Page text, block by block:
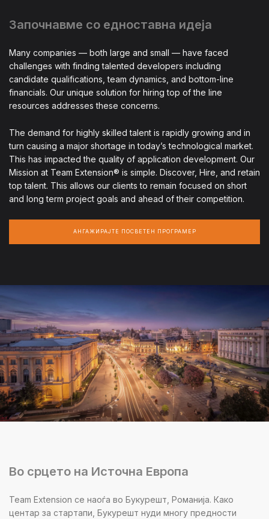
Започнавме со едноставна идеја
Many companies — both large and small — have faced
challenges with finding talented developers including
candidate qualifications, team dynamics, and bottom-line
financials. Our unique solution for hiring top of the line
resources addresses these concerns.
The demand for highly skilled talent is rapidly growing and in
turn causing a major shortage in today’s technological market.
This has impacted the quality of application development. Our
Mission at Team Extension® is simple. Discover, Hire, and retain
top talent. This allows our clients to remain focused on short
and long term project goals and ahead of their competition.
АНГАЖИРАЈТЕ ПОСВЕТЕН ПРОГРАМЕР
Во срцето на Источна Европа
Team Extension се наоѓа во Букурешт, Романија. Како
центар за стартапи, Букурешт нуди многу предности